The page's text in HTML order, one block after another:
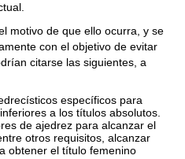
motivo de que ello ocurra, y se
con el objetivo de evitar
citarse las siguientes, a
específicos para
a los títulos absolutos.
de ajedrez para alcanzar el
otros requisitos, alcanzar
obtener el título femenino